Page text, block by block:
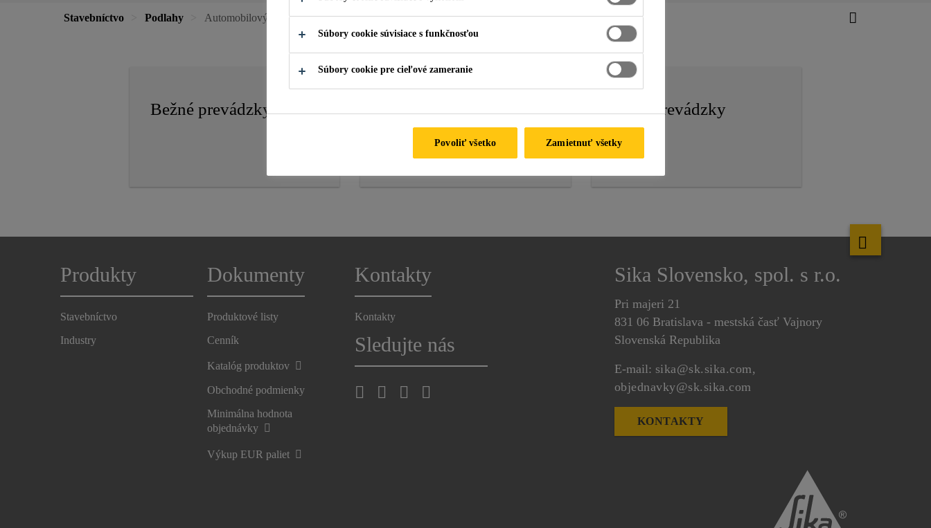
Stavebníctvo Podlahy Automobilový a elektrotechnický priemysel
Bežné prevádzky
Bežné prevádzky s
požiadavkou na AS
Čisté prevádzky
Produkty
Stavebníctvo
Industry
Dokumenty
Produktové listy
Cenník
Katalóg produktov
Obchodné podmienky
Minimálna hodnota
objednávky
Výkup EUR paliet
Kontakty
Kontakty
Sledujte nás
Sika Slovensko, spol. s r.o.
Pri majeri 21
831 06 Bratislava - mestská časť Vajnory
Slovenská Republika
E-mail: sika@sk.sika.com,
objednavky@sk.sika.com
KONTAKTY
Súbory cookie súvisiace s funkčnosťou
Súbory cookie pre cieľové zameranie
Zamietnuť všetky
Povoliť všetko